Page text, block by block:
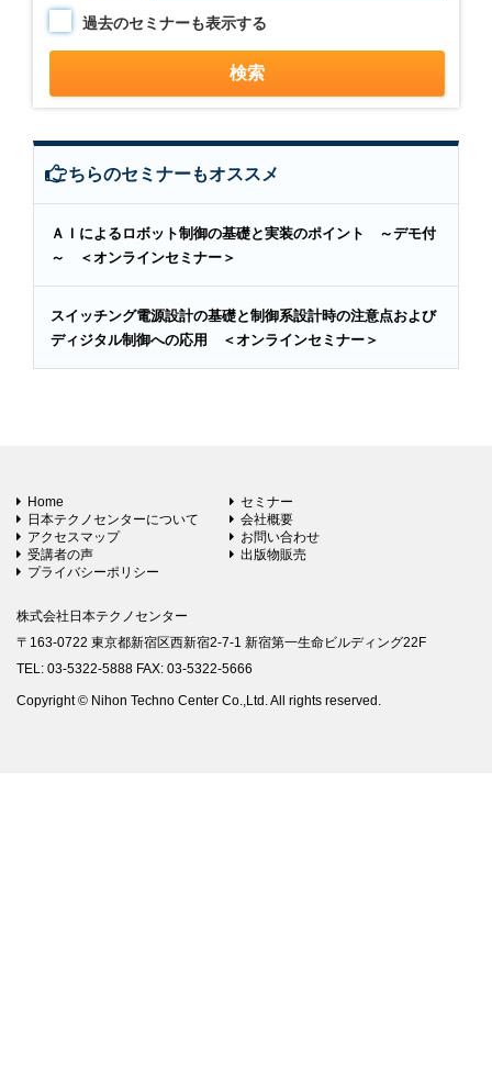
過去のセミナーも表示する
こちらのセミナーもオススメ
ＡＩによるロボット制御の基礎と実装のポイント ～デモ付
～ ＜オンラインセミナー＞
スイッチング電源設計の基礎と制御系設計時の注意点および
ディジタル制御への応用 ＜オンラインセミナー＞
Home
セミナー
日本テクノセンターについて
会社概要
アクセスマップ
お問い合わせ
受講者の声
出版物販売
プライバシーポリシー
株式会社日本テクノセンター
〒163-0722 東京都新宿区西新宿2-7-1 新宿第一生命ビルディング22F
TEL: 03-5322-5888 FAX: 03-5322-5666
Copyright © Nihon Techno Center Co.,Ltd. All rights reserved.